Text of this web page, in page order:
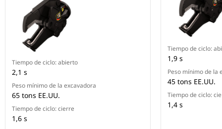
Tiempo de ciclo: abierto
2,1 s
Peso mínimo de la excavadora
65 tons EE.UU.
Tiempo de ciclo: cierre
1,6 s
Tiempo de ciclo:
1,9 s
Peso mínimo de la
45 tons EE.UU.
Tiempo de ciclo:
1,4 s